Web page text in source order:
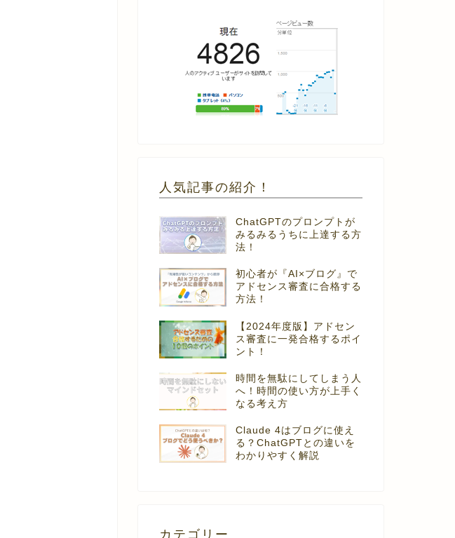
人気記事の紹介！
ChatGPTのプロンプトが
みるみるうちに上達する方
法！
初心者が『AI×ブログ』で
アドセンス審査に合格する
方法！
【2024年度版】アドセン
ス審査に一発合格するポイ
ント！
時間を無駄にしてしまう人
へ！時間の使い方が上手く
なる考え方
Claude 4はブログに使え
る？ChatGPTとの違いを
わかりやすく解説
カテゴリー